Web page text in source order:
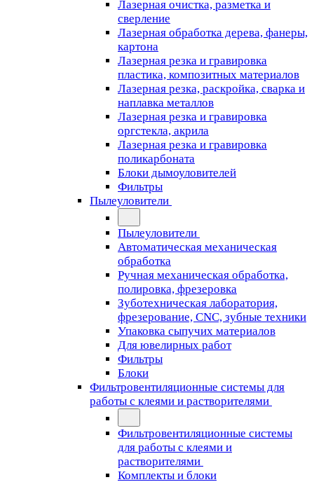
Лазерная очистка, разметка и
сверление
Лазерная обработка дерева, фанеры,
картона
Лазерная резка и гравировка
пластика, композитных материалов
Лазерная резка, раскройка, сварка и
наплавка металлов
Лазерная резка и гравировка
оргстекла, акрила
Лазерная резка и гравировка
поликарбоната
Блоки дымоуловителей
Фильтры
Пылеуловители
Пылеуловители
Автоматическая механическая
обработка
Ручная механическая обработка,
полировка, фрезеровка
Зуботехническая лаборатория,
фрезерование, CNC, зубные техники
Упаковка сыпучих материалов
Для ювелирных работ
Фильтры
Блоки
Фильтровентиляционные системы для
работы с клеями и растворителями
Фильтровентиляционные системы
для работы с клеями и
растворителями
Комплекты и блоки